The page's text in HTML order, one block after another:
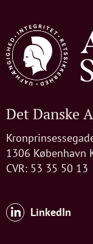
Det Danske
1306 København
CVR: 53 35 50 13
LinkedIn